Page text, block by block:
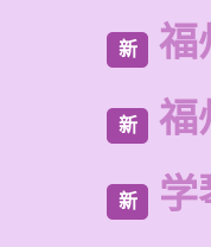
新 福
新 福
新 学